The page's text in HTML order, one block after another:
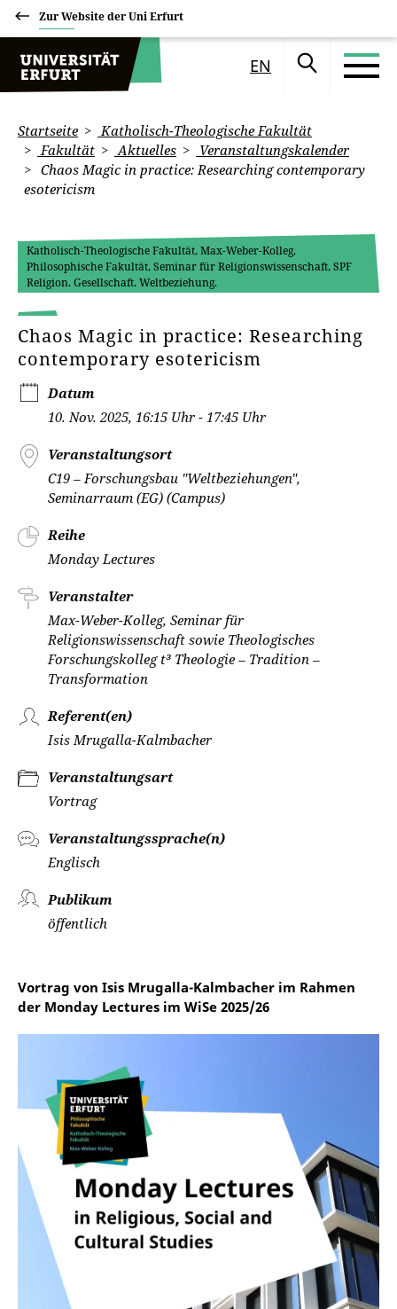
Zur Website der Uni Erfurt
EN
Startseite
Katholisch-Theologische Fakultät
Fakultät
Aktuelles
Veranstaltungskalender
Chaos Magic in practice: Researching contemporary
esotericism
Katholisch-Theologische Fakultät, Max-Weber-Kolleg,
Philosophische Fakultät, Seminar für Religionswissenschaft, SPF
Religion. Gesellschaft. Weltbeziehung.
Chaos Magic in practice: Researching
contemporary esotericism
Datum
10. Nov. 2025, 16:15 Uhr - 17:45 Uhr
Veranstaltungsort
C19 – Forschungsbau "Weltbeziehungen",
Seminarraum (EG) (Campus)
Reihe
Monday Lectures
Veranstalter
Max-Weber-Kolleg, Seminar für
Religionswissenschaft sowie Theologisches
Forschungskolleg t³ Theologie – Tradition –
Transformation
Referent(en)
Isis Mrugalla-Kalmbacher
Veranstaltungsart
Vortrag
Veranstaltungssprache(n)
Englisch
Publikum
öffentlich
Vortrag von Isis Mrugalla-Kalmbacher im Rahmen
der Monday Lectures im WiSe 2025/26